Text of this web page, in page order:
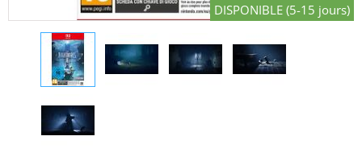
DISPONIBLE (5-15 jours)